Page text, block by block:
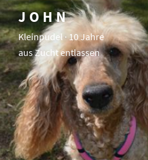
JOHN
Kleinpudel · 10 Jahre
aus Zucht entlassen